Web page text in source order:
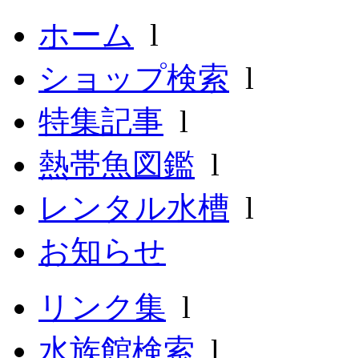
ホーム l
ショップ検索 l
特集記事 l
熱帯魚図鑑 l
レンタル水槽 l
お知らせ
リンク集 l
水族館検索 l